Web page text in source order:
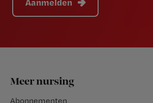
Footer
Meer nursing
Abonnementen